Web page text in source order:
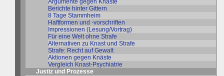
Argumente gegen Knäste
Berichte hinter Gittern
8 Tage Stammheim
Haftformen und -vorschriften
Impressionen (Lesung/Vortrag)
Für eine Welt ohne Strafe
Alternativen zu Knast und Strafe
Strafe: Recht auf Gewalt
Aktionen gegen Knäste
Vergleich Knast-Psychiatrie
Justiz und Prozesse